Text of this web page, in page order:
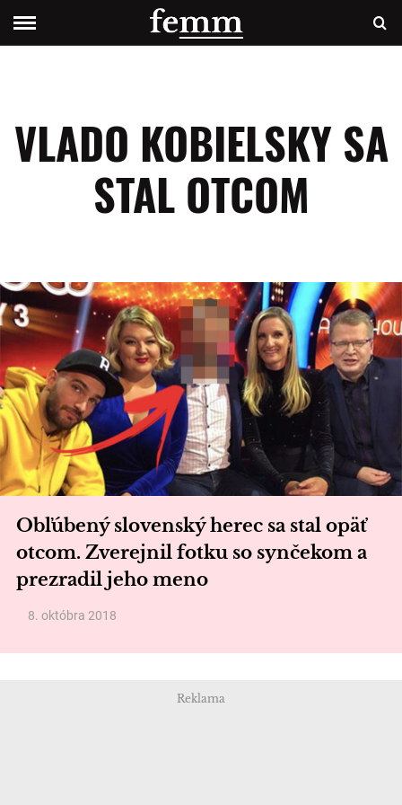
VLADO KOBIELSKY SA
STAL OTCOM
Obľúbený slovenský herec sa stal opäť
otcom. Zverejnil fotku so synčekom a
prezradil jeho meno
8. októbra 2018
Reklama